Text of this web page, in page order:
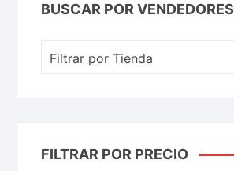
BUSCAR POR VENDEDORES
Filtrar por Tienda
FILTRAR POR PRECIO